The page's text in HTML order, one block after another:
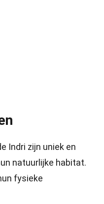
Indri zijn uniek en
natuurlijke habitat.
fysieke